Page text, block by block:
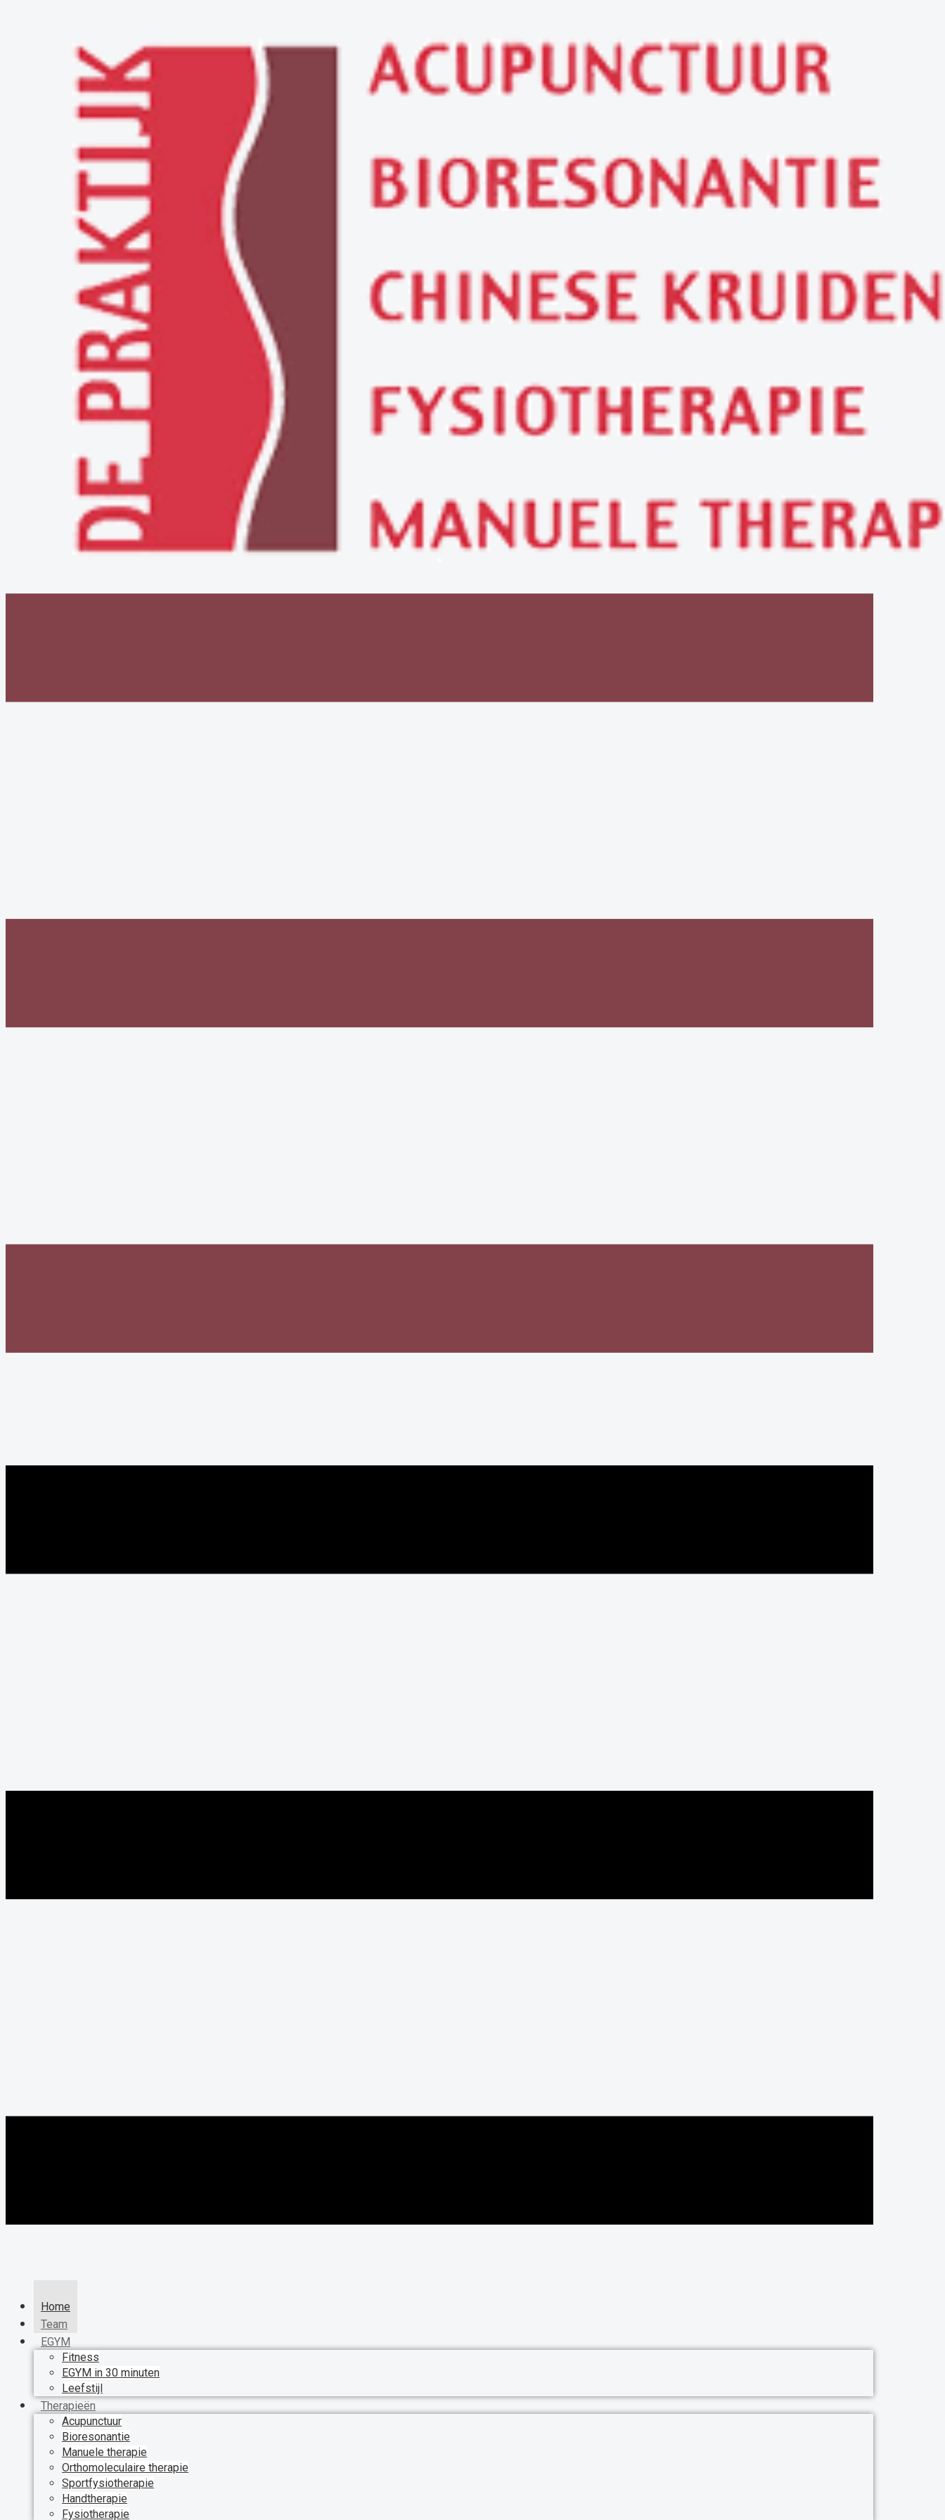
Home
Team
EGYM
Fitness
EGYM in 30 minuten
Leefstijl
Therapieën
Acupunctuur
Bioresonantie
Manuele therapie
Orthomoleculaire therapie
Sportfysiotherapie
Handtherapie
Fysiotherapie